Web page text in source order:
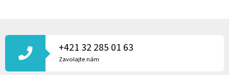
Á
T
+421 32 285 01 63
Zavolajte nám